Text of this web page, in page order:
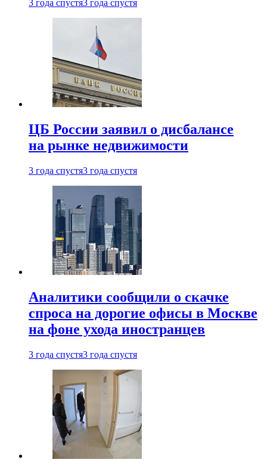
3 года спустя3 года спустя
ЦБ России заявил о дисбалансе
на рынке недвижимости
3 года спустя3 года спустя
Аналитики сообщили о скачке
спроса на дорогие офисы в Москве
на фоне ухода иностранцев
3 года спустя3 года спустя